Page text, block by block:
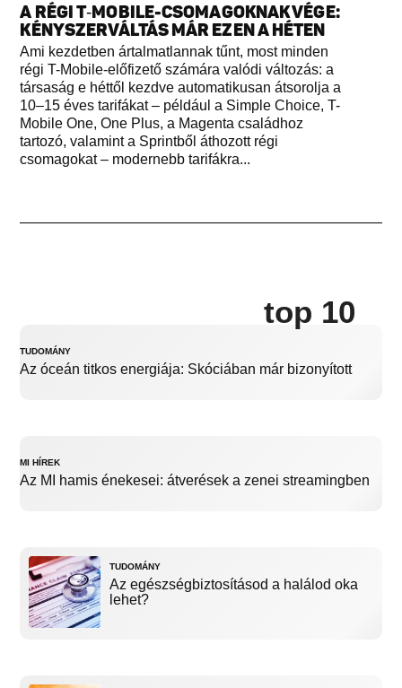
A RÉGI T‑MOBILE-CSOMAGOKNAK VÉGE:
KÉNYSZERVÁLTÁS MÁR EZEN A HÉTEN
Ami kezdetben ártalmatlannak tűnt, most minden
régi T-Mobile-előfizető számára valódi változás: a
társaság e héttől kezdve automatikusan átsorolja a
10–15 éves tarifákat – például a Simple Choice, T-
Mobile One, One Plus, a Magenta családhoz
tartozó, valamint a Sprintből áthozott régi
csomagokat – modernebb tarifákra...
top 10
TUDOMÁNY
Az óceán titkos energiája: Skóciában már bizonyított
MI HÍREK
Az MI hamis énekesei: átverések a zenei streamingben
TUDOMÁNY
Az egészségbiztosításod a halálod oka
lehet?